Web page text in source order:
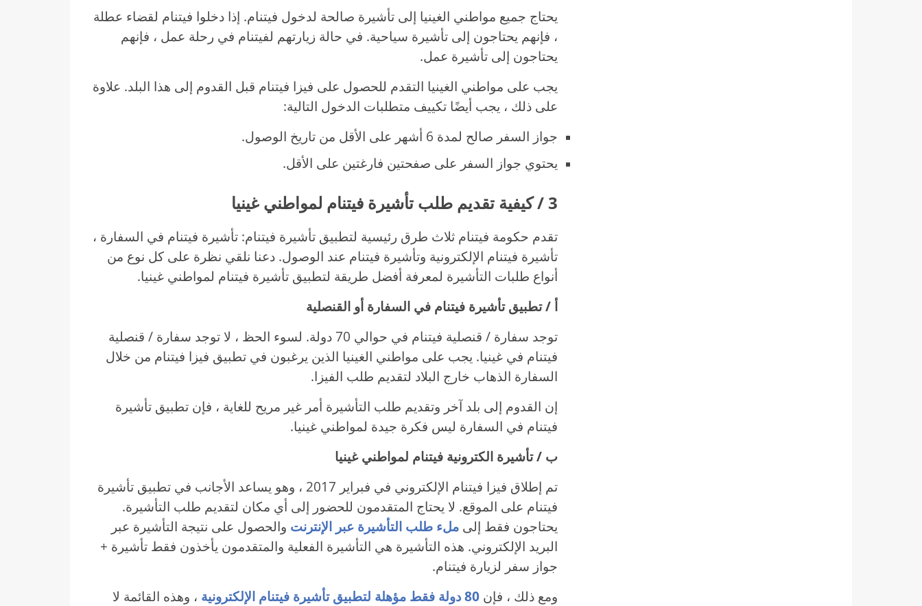
يحتاج جميع مواطني الغينيا إلى تأشيرة صالحة لدخول فيتنام. إذا دخلوا فيتنام لقضاء عطلة
، فإنهم يحتاجون إلى تأشيرة سياحية. في حالة زيارتهم لفيتنام في رحلة عمل ، فإنهم
يحتاجون إلى تأشيرة عمل.
يجب على مواطني الغينيا التقدم للحصول على فيزا فيتنام قبل القدوم إلى هذا البلد. علاوة
على ذلك ، يجب أيضًا تكييف متطلبات الدخول التالية:
جواز السفر صالح لمدة 6 أشهر على الأقل من تاريخ الوصول.
يحتوي جواز السفر على صفحتين فارغتين على الأقل.
3 / كيفية تقديم طلب تأشيرة فيتنام لمواطني غينيا
تقدم حكومة فيتنام ثلاث طرق رئيسية لتطبيق تأشيرة فيتنام: تأشيرة فيتنام في السفارة ،
تأشيرة فيتنام الإلكترونية وتأشيرة فيتنام عند الوصول. دعنا نلقي نظرة على كل نوع من
أنواع طلبات التأشيرة لمعرفة أفضل طريقة لتطبيق تأشيرة فيتنام لمواطني غينيا.
أ / تطبيق تأشيرة فيتنام في السفارة أو القنصلية
توجد سفارة / قنصلية فيتنام في حوالي 70 دولة. لسوء الحظ ، لا توجد سفارة / قنصلية
فيتنام في غينيا. يجب على مواطني الغينيا الذين يرغبون في تطبيق فيزا فيتنام من خلال
السفارة الذهاب خارج البلاد لتقديم طلب الفيزا.
إن القدوم إلى بلد آخر وتقديم طلب التأشيرة أمر غير مريح للغاية ، فإن تطبيق تأشيرة
فيتنام في السفارة ليس فكرة جيدة لمواطني غينيا.
ب / تأشيرة الكترونية فيتنام لمواطني غينيا
تم إطلاق فيزا فيتنام الإلكتروني في فبراير 2017 ، وهو يساعد الأجانب في تطبيق تأشيرة
فيتنام على الموقع. لا يحتاج المتقدمون للحضور إلى أي مكان لتقديم طلب التأشيرة.
يحتاجون فقط إلى ملء طلب التأشيرة عبر الإنترنت والحصول على نتيجة التأشيرة عبر
البريد الإلكتروني. هذه التأشيرة هي التأشيرة الفعلية والمتقدمون يأخذون فقط تأشيرة +
جواز سفر لزيارة فيتنام.
ومع ذلك ، فإن 80 دولة فقط مؤهلة لتطبيق تأشيرة فيتنام الإلكترونية
، وهذه القائمة لا